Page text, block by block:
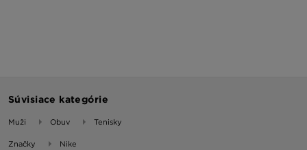
Súvisiace kategórie
Muži Obuv Tenisky
Značky Nike